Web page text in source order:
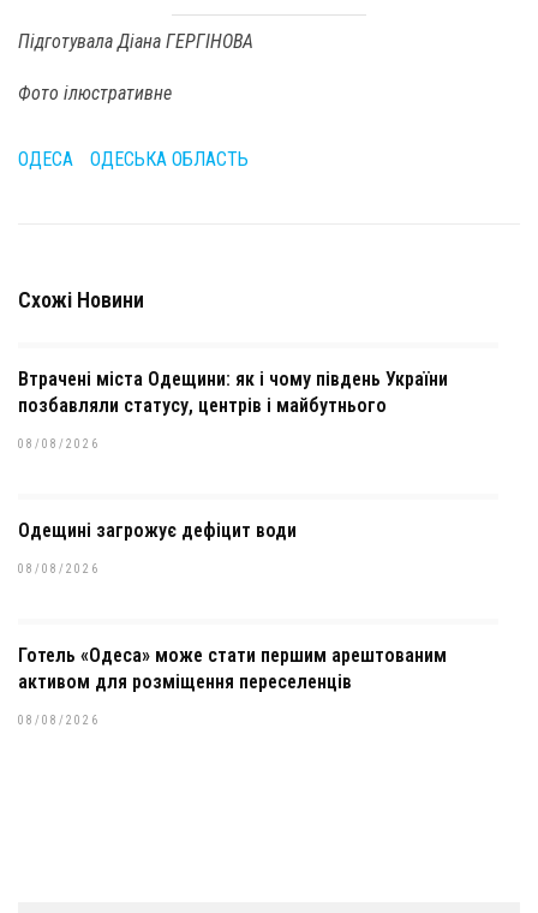
Підготувала Діана ГЕРГІНОВА
Фото ілюстративне
ОДЕСА ОДЕСЬКА ОБЛАСТЬ
Схожі Новини
Втрачені міста Одещини: як і чому південь України
позбавляли статусу, центрів і майбутнього
08/08/2026
Одещині загрожує дефіцит води
08/08/2026
Готель «Одеса» може стати першим арештованим
активом для розміщення переселенців
08/08/2026